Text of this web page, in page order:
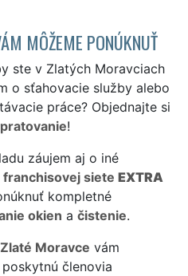
MÔŽEME PONÚKNUŤ
ste v Zlatých Moravciach
o sťahovacie služby alebo
práce? Objednajte si
!
záujem aj o iné
franchisovej siete EXTRA
kompletné
okien a čistenie.
Moravce vám
členovia